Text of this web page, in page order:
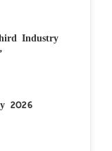
Industry
2026